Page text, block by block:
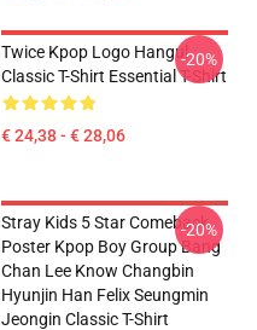
Twice Kpop Logo Hangul
Classic T-Shirt Essential T-Shirt
€ 24,38 - € 28,06
-20%
Stray Kids 5 Star Comeback
Poster Kpop Boy Group Bang
Chan Lee Know Changbin
Hyunjin Han Felix Seungmin
Jeongin Classic T-Shirt
-20%